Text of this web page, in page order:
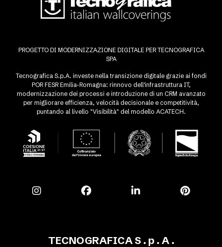
PROGETTO DI MODERNIZZAZIONE DIGITALE PER TECNOGRAFICA
SPA
Tecnografica S.p.A. investe nella transizione digitale grazie ai fondi
POR FESR Emilia-Romagna: rinnovo dell'infrastruttura IT,
modernizzazione dei processi e introduzione di un CRM avanzato
per migliorare efficienza, velocità decisionale e competitività,
puntando al livello "Visibilità" del modello ACATECH.
TECNOGRAFICA S . p . A .